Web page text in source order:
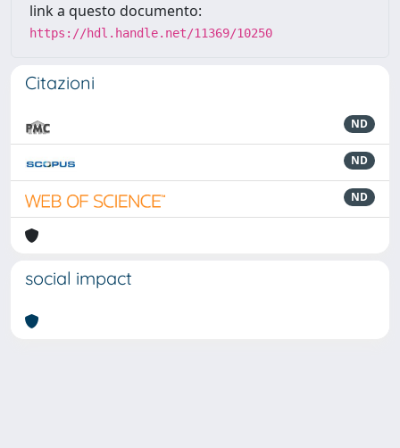
link a questo documento:
https://hdl.handle.net/11369/10250
Citazioni
ND
ND
ND
social impact